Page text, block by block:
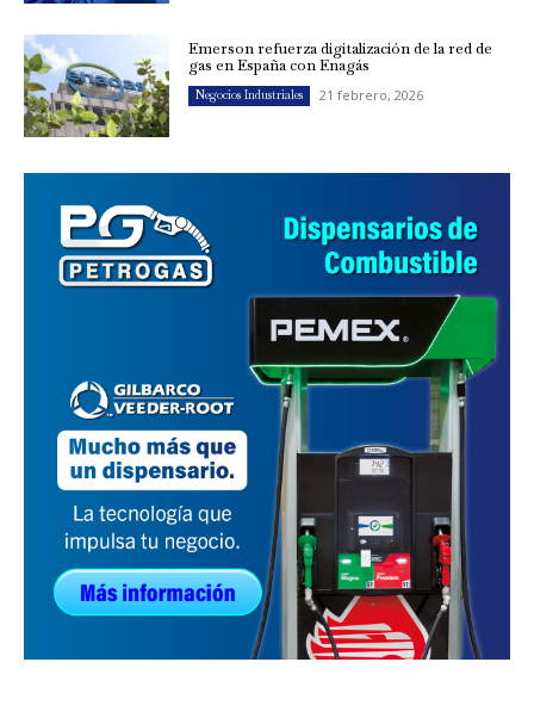
Emerson refuerza digitalización de la red de
gas en España con Enagás
Negocios Industriales 21 febrero, 2026